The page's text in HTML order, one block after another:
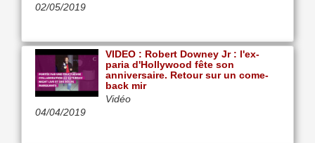
02/05/2019
04/04/2019
VIDEO : Robert Downey Jr : l'ex-
paria d'Hollywood fête son
anniversaire. Retour sur un come-
back mir
Vidéo